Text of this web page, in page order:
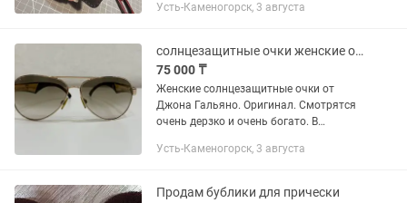
Усть-Каменогорск, 3 августа
солнцезащитные очки женские от John Galliano
75 000 ₸
Женские солнцезащитные очки от
Джона Гальяно. Оригинал. Смотрятся
очень дерзко и очень богато. В
по типу лица не подходит. Если не беру,
Усть-Каменогорск, 3 августа
Продам бублики для прически